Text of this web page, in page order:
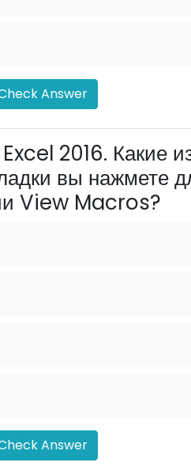
Answer
2016. Какие
вы нажмете
View Macros?
Answer